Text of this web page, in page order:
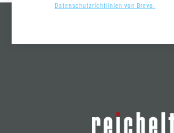
Datenschutzrichtlinien von Brevo.